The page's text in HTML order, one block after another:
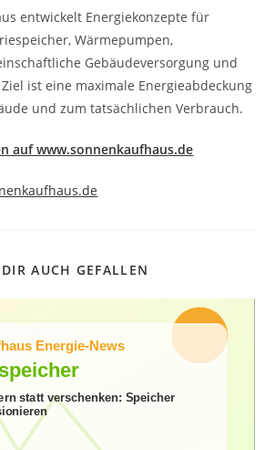
entwickelt Energiekonzepte für
Wärmepumpen,
Gebäudeversorgung und
ist eine maximale Energieabdeckung
und zum tatsächlichen Verbrauch.
auf www.sonnenkaufhaus.de
AUCH GEFALLEN